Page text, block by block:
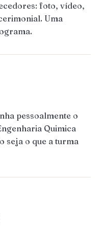
foto, vídeo,
Uma
pessoalmente o
Quimica
seja o que a turma